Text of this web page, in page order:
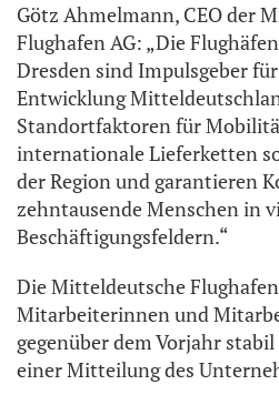
Götz Ahmelmann, CEO der
Flughafen AG: „Die
Dresden sind Impulsgeber
Entwicklung
Standortfaktoren für
internationale Lieferketten
der Region und garantieren
zehntausende Menschen in
Beschäftigungsfeldern.“
Die Mitteldeutsche
Mitarbeiterinnen und
gegenüber dem Vorjahr
einer Mitteilung des